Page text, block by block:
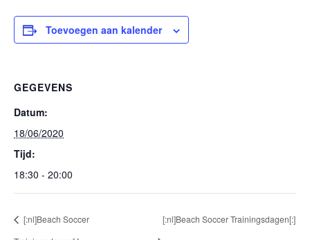
Toevoegen aan kalender
GEGEVENS
Datum:
18/06/2020
Tijd:
18:30 - 20:00
[:nl]Beach Soccer
[:nl]Beach Soccer Trainingsdagen[:]